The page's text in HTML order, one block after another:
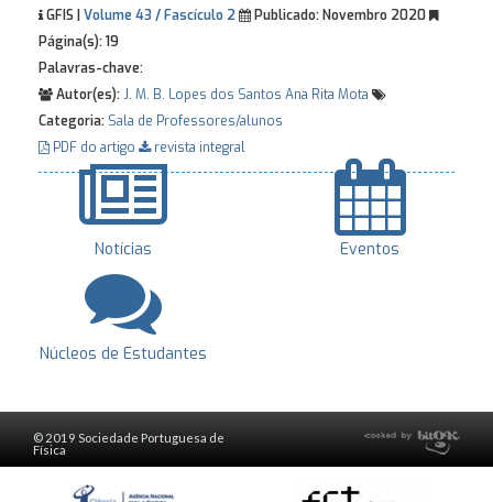
GFIS | Volume 43 / Fascículo 2 Publicado: Novembro 2020
Página(s):19
Palavras-chave:
Autor(es):J. M. B. Lopes dos Santos Ana Rita Mota
Categoria: Sala de Professores/alunos
PDF do artigo
revista integral
Notícias Eventos
Núcleos de Estudantes
© 2019 Sociedade Portuguesa de
Física